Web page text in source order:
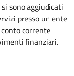
sono aggiudicati
presso un ente
corrente
finanziari.